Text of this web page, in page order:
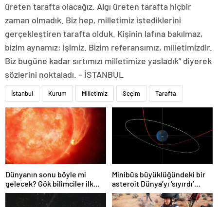
üreten tarafta olacağız. Algı üreten tarafta hiçbir
zaman olmadık. Biz hep, milletimiz istediklerini
gerçekleştiren tarafta olduk. Kişinin lafına bakılmaz,
bizim aynamız; işimiz. Bizim referansımız, milletimizdir.
Biz bugüne kadar sırtımızı milletimize yasladık” diyerek
sözlerini noktaladı. – İSTANBUL
İstanbul Kurum Milletimiz Seçim Tarafta
Dünyanın sonu böyle mi
gelecek? Gök bilimciler ilk
kez sönen yıldızın gezegeni
yutmasına tanık oldu
Minibüs büyüklüğündeki bir
asteroit Dünya’yı ‘sıyırdı’
geçti